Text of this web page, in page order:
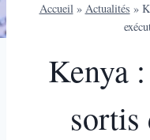
Accueil» Actualités »
Kenya
sortis